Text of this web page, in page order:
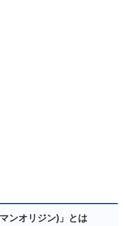
ンオリジン)」とは